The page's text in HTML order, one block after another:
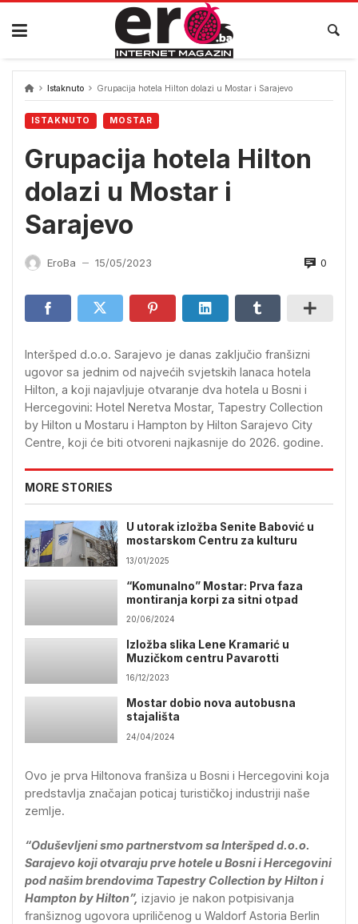
Skip
content
Istaknuto Grupacija hotela Hilton dolazi u Mostar i Sarajevo
ISTAKNUTO MOSTAR
Grupacija hotela Hilton
dolazi u Mostar i
Sarajevo
EroBa — 15/05/2023 0
Interšped d.o.o. Sarajevo je danas zaključio franšizni
ugovor sa jednim od najvećih svjetskih lanaca hotela
Hilton, a koji najavljuje otvaranje dva hotela u Bosni i
Hercegovini: Hotel Neretva Mostar, Tapestry Collection
by Hilton u Mostaru i Hampton by Hilton Sarajevo City
Centre, koji će biti otvoreni najkasnije do 2026. godine.
MORE STORIES
U utorak izložba Senite Babović u
mostarskom Centru za kulturu
13/01/2025
“Komunalno” Mostar: Prva faza
montiranja korpi za sitni otpad
20/06/2024
Izložba slika Lene Kramarić u
Muzičkom centru Pavarotti
16/12/2023
Mostar dobio nova autobusna
stajališta
24/04/2024
Ovo je prva Hiltonova franšiza u Bosni i Hercegovini koja
predstavlja značajan poticaj turističkoj industriji naše
zemlje.
“Oduševljeni smo partnerstvom sa Interšped d.o.o.
Sarajevo koji otvaraju prve hotele u Bosni i Hercegovini
pod našim brendovima Tapestry Collection by Hilton i
Hampton by Hilton”, izjavio je nakon potpisivanja
franšiznog ugovora upriličenog u Waldorf Astoria Berlin